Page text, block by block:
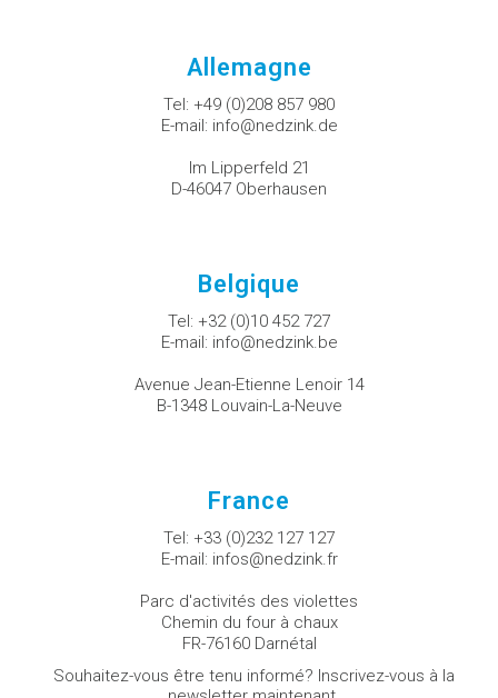
Allemagne
Tel: +49 (0)208 857 980
E-mail: info@nedzink.de
Im Lipperfeld 21
D-46047 Oberhausen
Belgique
Tel: +32 (0)10 452 727
E-mail: info@nedzink.be
Avenue Jean-Etienne Lenoir 14
B-1348 Louvain-La-Neuve
France
Tel: +33 (0)232 127 127
E-mail: infos@nedzink.fr
Parc d'activités des violettes
Chemin du four à chaux
FR-76160 Darnétal
Souhaitez-vous être tenu informé? Inscrivez-vous à la